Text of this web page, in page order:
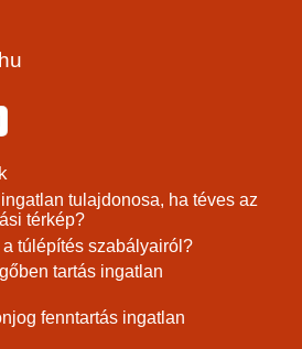
tulajdonosa, ha téves az
térkép?
túlépítés szabályairól?
tartás ingatlan
fenntartás ingatlan